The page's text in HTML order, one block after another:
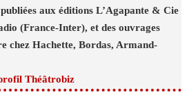
aux éditions L’Agapante & Cie
(France-Inter), et des ouvrages
chez Hachette, Bordas, Armand-
Théâtrobiz